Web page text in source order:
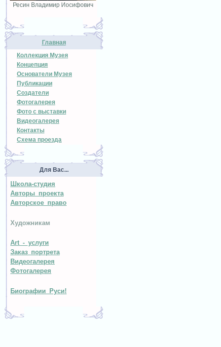
Ресин Владимир Иосифович
Главная
Коллекция Музея
Концепция
Основатели Музея
Публикации
Создатели
Фотогалерея
Фото с выставки
Видеогалерея
Контакты
Схема проезда
Для Вас...
Школа-студия
Авторы проекта
Авторское право
Художникам
Art - услуги
Заказ портрета
Видеогалерея
Фотогалерея
Биографии Руси!